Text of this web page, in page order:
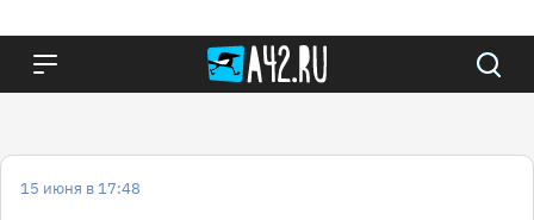
15 июня в 17:48